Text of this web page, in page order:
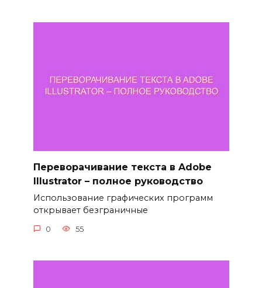
Переворачивание текста в Adobe
Illustrator – полное руководство
Использование графических программ
открывает безграничные
0 55